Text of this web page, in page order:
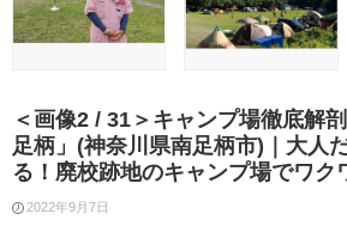
＜画像2 / 31＞キャンプ場徹底解
足柄」(神奈川県南足柄市)｜大人
る！廃校跡地のキャンプ場でワク
2022年9月7日